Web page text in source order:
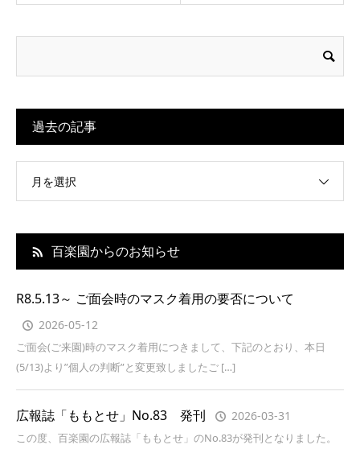
過去の記事
月を選択
百楽園からのお知らせ
R8.5.13～ ご面会時のマスク着用の要否について
2026-05-12
ご面会(ご来園)時のマスク着用につきまして、下記のとおり、本日
(5/13)より”個人の判断”と変更致しましたご […]
広報誌「ももとせ」No.83 発刊 2026-03-31
この度、百楽園の広報誌「ももとせ」のNo.83が発刊となりました。